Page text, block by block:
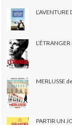
MERLUSSE
PARTIR UN